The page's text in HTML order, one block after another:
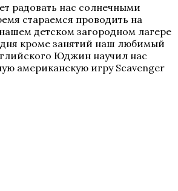
радовать нас солнечными
стараемся проводить на
детском загородном лагере
кроме занятий наш любимый
Юджин научил нас
американскую игру Scavenger